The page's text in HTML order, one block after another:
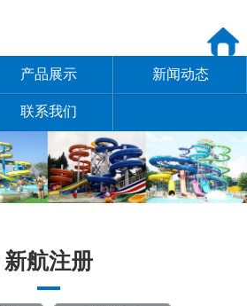
产品展示 新闻动态
联系我们
新航注册